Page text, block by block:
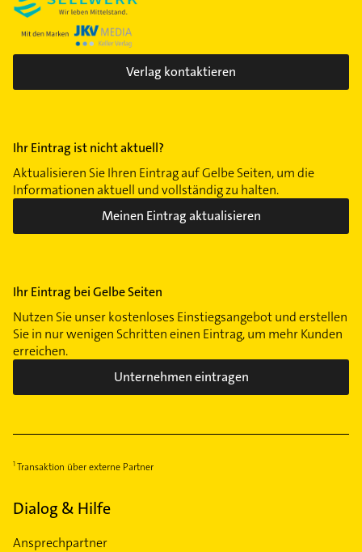
Verlag kontaktieren
Ihr Eintrag ist nicht aktuell?
Aktualisieren Sie Ihren Eintrag auf Gelbe Seiten, um die
Informationen aktuell und vollständig zu halten.
Meinen Eintrag aktualisieren
Ihr Eintrag bei Gelbe Seiten
Nutzen Sie unser kostenloses Einstiegsangebot und erstellen
Sie in nur wenigen Schritten einen Eintrag, um mehr Kunden
erreichen.
Unternehmen eintragen
Transaktion über externe Partner
Dialog & Hilfe
Ansprechpartner